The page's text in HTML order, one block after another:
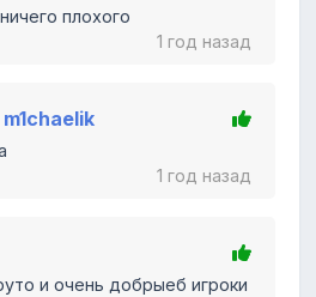
плохого
1 год назад
1 год назад
и очень добрыеб игроки